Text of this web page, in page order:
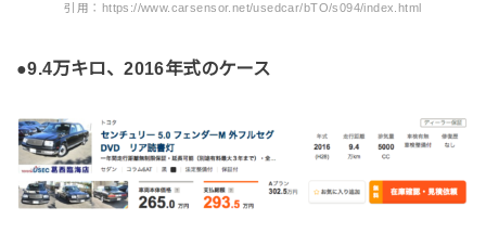
引用：https://www.carsensor.net/usedcar/bTO/s094/index.html
●9.4万キロ、2016年式のケース